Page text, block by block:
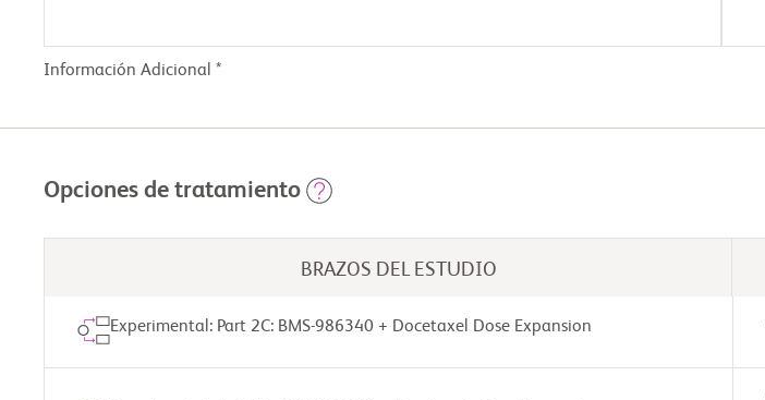
Información Adicional *
Opciones de tratamiento
BRAZOS DEL ESTUDIO
Experimental: Part 2C: BMS-986340 + Docetaxel Dose Expansion